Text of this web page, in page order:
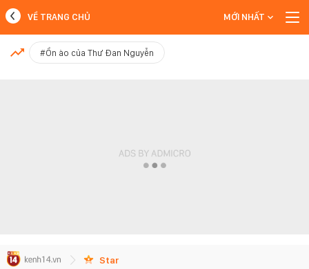
MỚI NHẤT
VỀ TRANG CHỦ MỚI NHẤT
#Ồn ào của Thư Đan Nguyễn
Star